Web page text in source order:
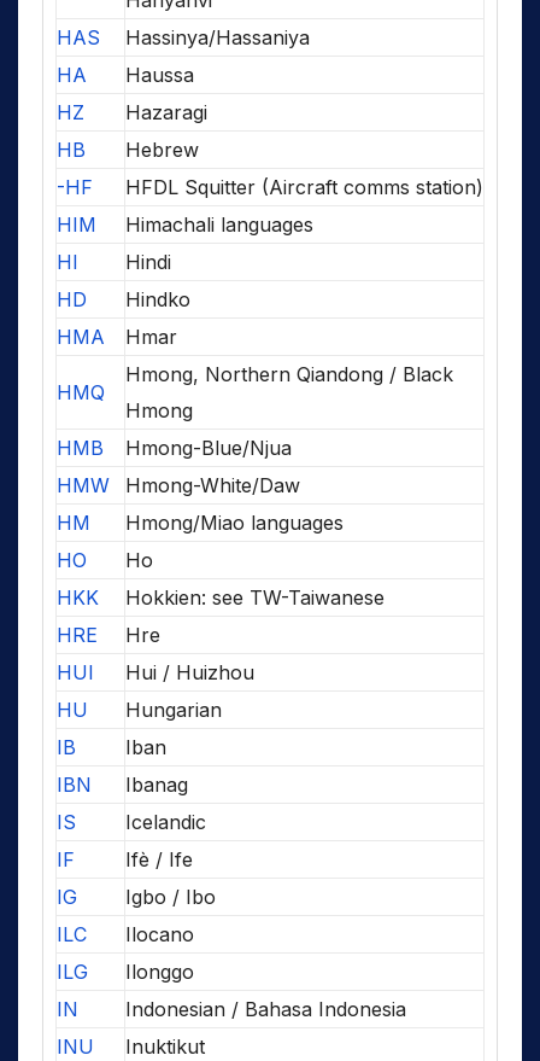
HAS
Hassinya/Hassaniya
HA
Haussa
HZ
Hazaragi
HB
Hebrew
-HF
HFDL Squitter (Aircraft comms station)
HIM
Himachali languages
HI
Hindi
HD
Hindko
HMA
Hmar
HMQ
Hmong, Northern Qiandong / Black
Hmong
HMB
Hmong-Blue/Njua
HMW
Hmong-White/Daw
HM
Hmong/Miao languages
HO
Ho
HKK
Hokkien: see TW-Taiwanese
HRE
Hre
HUI
Hui / Huizhou
HU
Hungarian
IB
Iban
IBN
Ibanag
IS
Icelandic
IF
Ifè / Ife
IG
Igbo / Ibo
ILC
Ilocano
ILG
Ilonggo
IN
Indonesian / Bahasa Indonesia
INU
Inuktikut